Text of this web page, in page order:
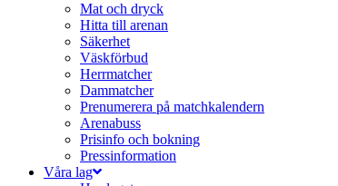
Mat och dryck
Hitta till arenan
Säkerhet
Väskförbud
Herrmatcher
Dammatcher
Prenumerera på matchkalendern
Arenabuss
Prisinfo och bokning
Pressinformation
Våra lag